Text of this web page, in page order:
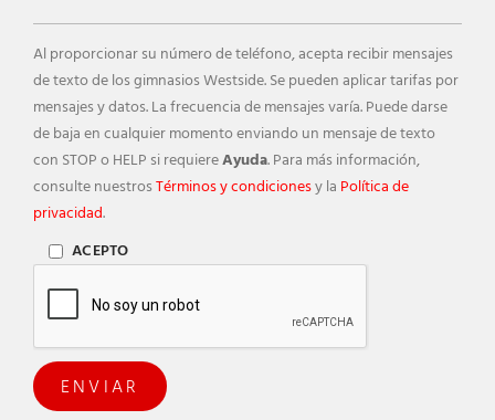
Al proporcionar su número de teléfono, acepta recibir mensajes
de texto de los gimnasios Westside. Se pueden aplicar tarifas por
mensajes y datos. La frecuencia de mensajes varía. Puede darse
de baja en cualquier momento enviando un mensaje de texto
con STOP o HELP si requiereAyuda. Para más información,
consulte nuestrosTérminos y condicionesy la Política de
privacidad.
ACEPTO